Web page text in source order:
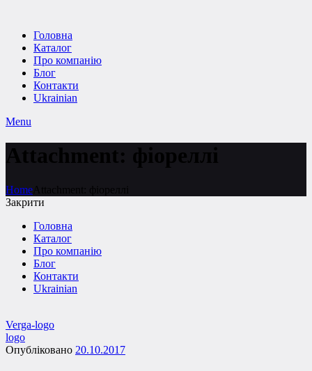
Головна
Каталог
Про компанію
Блог
Контакти
Ukrainian
Menu
Attachment: фіореллі
Home Attachment: фіореллі
Закрити
Головна
Каталог
Про компанію
Блог
Контакти
Ukrainian
Verga-logo
logo
Опубліковано 20.10.2017